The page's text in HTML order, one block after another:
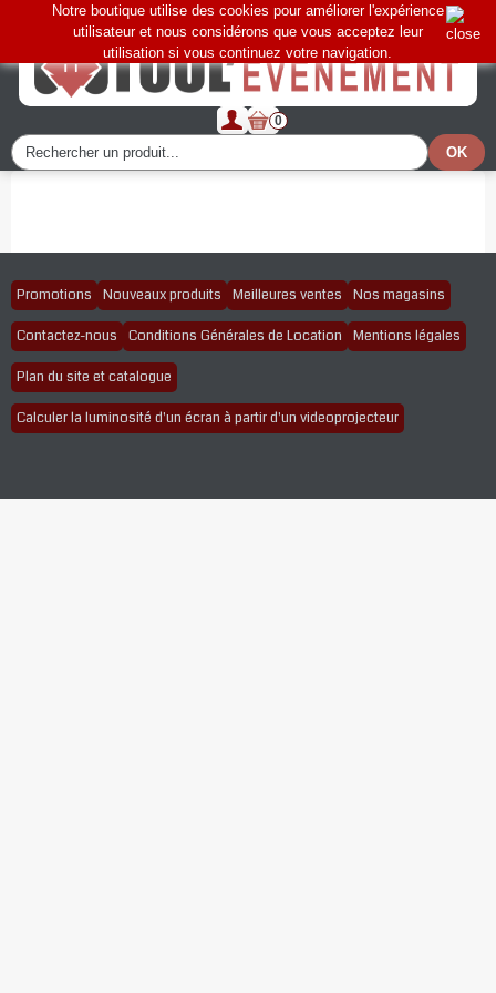
0
Notre boutique utilise des cookies pour améliorer l'expérience
utilisateur et nous considérons que vous acceptez leur
utilisation si vous continuez votre navigation.
Promotions Nouveaux produits Meilleures ventes Nos magasins
Contactez-nous Conditions Générales de Location Mentions légales
Plan du site et catalogue
Calculer la luminosité d'un écran à partir d'un videoprojecteur